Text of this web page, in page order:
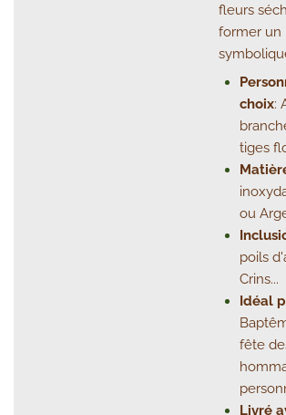
fleurs
former un
choix:
tiges
ou
poils
Crins...
Idéal
fête
Livré